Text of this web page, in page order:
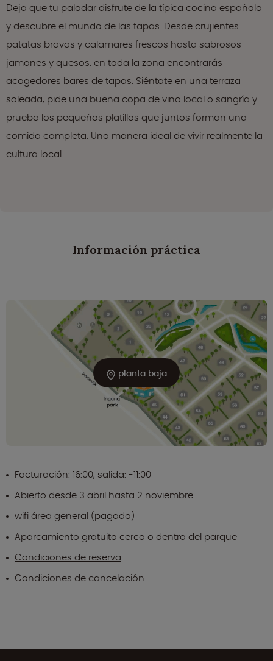
Deja que tu paladar disfrute de la típica cocina española
y descubre el mundo de las tapas. Desde crujientes
patatas bravas y calamares frescos hasta sabrosos
jamones y quesos: en toda la zona encontrarás
acogedores bares de tapas. Siéntate en una terraza
soleada, pide una buena copa de vino local o sangría y
prueba los pequeños platillos que juntos forman una
comida completa. Una manera ideal de vivir realmente la
cultura local.
Información práctica
planta baja
Facturación: 16:00, salida: -11:00
Abierto desde 3 abril hasta 2 noviembre
wifi área general (pagado)
Aparcamiento gratuito cerca o dentro del parque
Condiciones de reserva
Condiciones de cancelación